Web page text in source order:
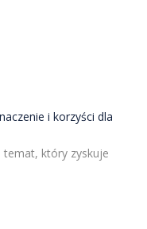
i korzyści dla
temat, który zyskuje